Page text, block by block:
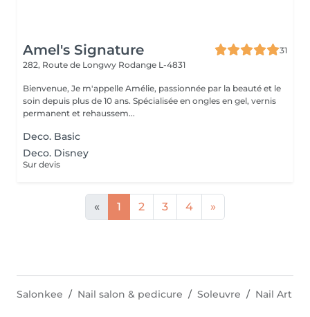
Amel's Signature
31
282, Route de Longwy Rodange L-4831
Bienvenue, Je m'appelle Amélie, passionnée par la beauté et le
soin depuis plus de 10 ans. Spécialisée en ongles en gel, vernis
permanent et rehaussem...
Deco. Basic
Deco. Disney
Sur devis
« 1 2 3 4 »
Salonkee Nail salon & pedicure Soleuvre Nail Art